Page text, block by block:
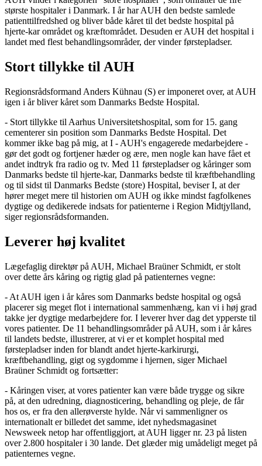
største hospitaler i Danmark. I år har AUH den bedste samlede
patienttilfredshed og bliver både kåret til det bedste hospital på
hjerte-kar området og kræftområdet. Desuden er AUH det hospital i
landet med flest behandlingsområder, der vinder førstepladser.
Stort tillykke til AUH
Regionsrådsformand Anders Kühnau (S) er imponeret over, at AUH
igen i år bliver kåret som Danmarks Bedste Hospital.
- Stort tillykke til Aarhus Universitetshospital, som for 15. gang
cementerer sin position som Danmarks Bedste Hospital. Det
kommer ikke bag på mig, at I - AUH's engagerede medarbejdere -
gør det godt og fortjener hæder og ære, men nogle kan have fået et
andet indtryk fra radio og tv. Med 11 førstepladser og kåringer som
Danmarks bedste til hjerte-kar, Danmarks bedste til kræftbehandling
og til sidst til Danmarks Bedste (store) Hospital, beviser I, at der
hører meget mere til historien om AUH og ikke mindst fagfolkenes
dygtige og dedikerede indsats for patienterne i Region Midtjylland,
siger regionsrådsformanden.
Leverer høj kvalitet
Lægefaglig direktør på AUH, Michael Braüner Schmidt, er stolt
over dette års kåring og rigtig glad på patienternes vegne:
- At AUH igen i år kåres som Danmarks bedste hospital og også
placerer sig meget flot i international sammenhæng, kan vi i høj grad
takke jer dygtige medarbejdere for. I leverer hver dag det ypperste til
vores patienter. De 11 behandlingsområder på AUH, som i år kåres
til landets bedste, illustrerer, at vi er et komplet hospital med
førstepladser inden for blandt andet hjerte-karkirurgi,
kræftbehandling, gigt og sygdomme i hjernen, siger Michael
Braüner Schmidt og fortsætter:
- Kåringen viser, at vores patienter kan være både trygge og sikre
på, at den udredning, diagnosticering, behandling og pleje, de får
hos os, er fra den allerøverste hylde. Når vi sammenligner os
internationalt er billedet det samme, idet nyhedsmagasinet
Newsweek netop har offentliggjort, at AUH ligger nr. 23 på listen
over 2.800 hospitaler i 30 lande. Det glæder mig umådeligt meget på
patienternes vegne.